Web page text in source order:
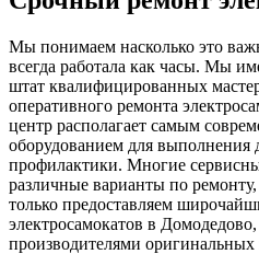
Мы понимаем насколько это
всегда работала как часы. Мы
штат квалифицированных
оперативного ремонта
центр располагает самым
оборудованием для выполнения
профилактики. Многие
различные варианты по
только предоставляем
электросамокатов в
производителями оригинальных